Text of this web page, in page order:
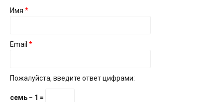
Имя *
Email *
Пожалуйста, введите ответ цифрами:
семь − 1 =